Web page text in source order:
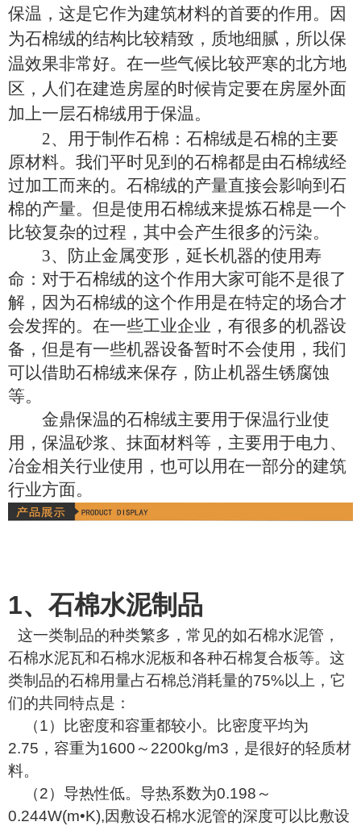
保温，这是它作为建筑材料的首要的作用。因
为石棉绒的结构比较精致，质地细腻，所以保
温效果非常好。在一些气候比较严寒的北方地
区，人们在建造房屋的时候肯定要在房屋外面
加上一层石棉绒用于保温。
2、用于制作石棉：石棉绒是石棉的主要
原材料。我们平时见到的石棉都是由石棉绒经
过加工而来的。石棉绒的产量直接会影响到石
棉的产量。但是使用石棉绒来提炼石棉是一个
比较复杂的过程，其中会产生很多的污染。
3、防止金属变形，延长机器的使用寿
命：对于石棉绒的这个作用大家可能不是很了
解，因为石棉绒的这个作用是在特定的场合才
会发挥的。在一些工业企业，有很多的机器设
备，但是有一些机器设备暂时不会使用，我们
可以借助石棉绒来保存，防止机器生锈腐蚀
等。
金鼎保温的石棉绒主要用于保温行业使
用，保温砂浆、抹面材料等，主要用于电力、
冶金相关行业使用，也可以用在一部分的建筑
行业方面。
1、石棉水泥制品
这一类制品的种类繁多，常见的如石棉水泥管，
石棉水泥瓦和石棉水泥板和各种石棉复合板等。这
类制品的石棉用量占石棉总消耗量的75%以上，它
们的共同特点是：
（1）比密度和容重都较小。比密度平均为
2.75，容重为1600～2200kg/m3，是很好的轻质材
料。
（2）导热性低。导热系数为0.198～
0.244W(m•K),因敷设石棉水泥管的深度可以比敷设